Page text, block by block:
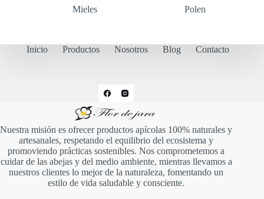
hasta
52,00 €
Mieles
hasta
11,00 €
Polen
Inicio Productos Nosotros Blog Contacto
Nuestra misión es ofrecer productos apícolas 100% naturales y
artesanales, respetando el equilibrio del ecosistema y
promoviendo prácticas sostenibles. Nos comprometemos a
cuidar de las abejas y del medio ambiente, mientras llevamos a
nuestros clientes lo mejor de la naturaleza, fomentando un
estilo de vida saludable y consciente.